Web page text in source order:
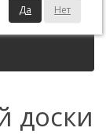
Да Нет
доски